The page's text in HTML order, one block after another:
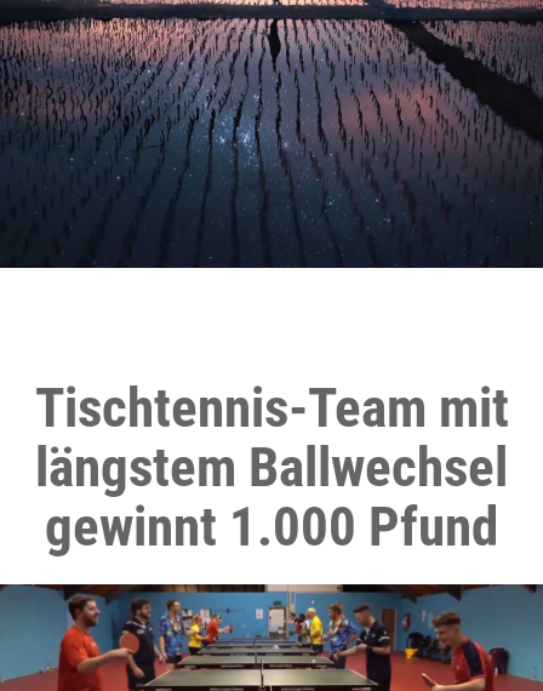
Tischtennis-Team mit
längstem Ballwechsel
gewinnt 1.000 Pfund